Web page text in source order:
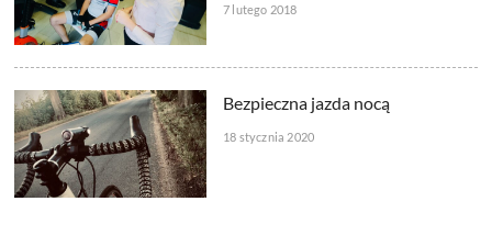
7 lutego 2018
Bezpieczna jazda nocą
18 stycznia 2020